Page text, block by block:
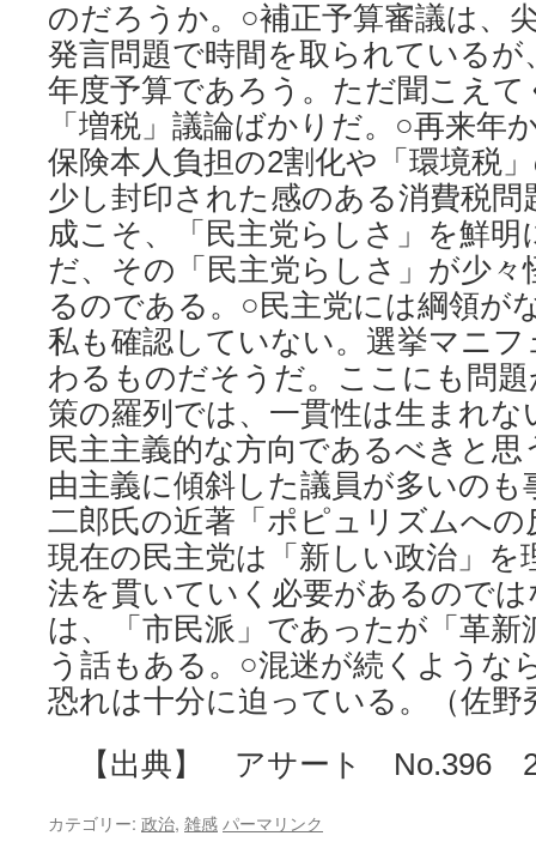
のだろうか。○補正予算審議は、
発言問題で時間を取られているが
年度予算であろう。ただ聞こえ
「増税」議論ばかりだ。○再来年
保険本人負担の2割化や「環境税
少し封印された感のある消費税問
成こそ、「民主党らしさ」を鮮
だ、その「民主党らしさ」が少
るのである。○民主党には綱領が
私も確認していない。選挙マニ
わるものだそうだ。ここにも問
策の羅列では、一貫性は生まれな
民主主義的な方向であるべきと
由主義に傾斜した議員が多いの
二郎氏の近著「ポピュリズムへ
現在の民主党は「新しい政治」を
法を貫いていく必要があるので
は、「市民派」であったが「革
う話もある。○混迷が続くような
恐れは十分に迫っている。（佐
【出典】 アサート No.396
カテゴリー: 政治, 雑感 パーマリンク